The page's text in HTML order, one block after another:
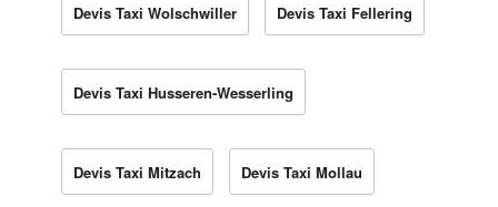
Devis Taxi Wolschwiller Devis Taxi Fellering
Devis Taxi Husseren-Wesserling
Devis Taxi Mitzach Devis Taxi Mollau